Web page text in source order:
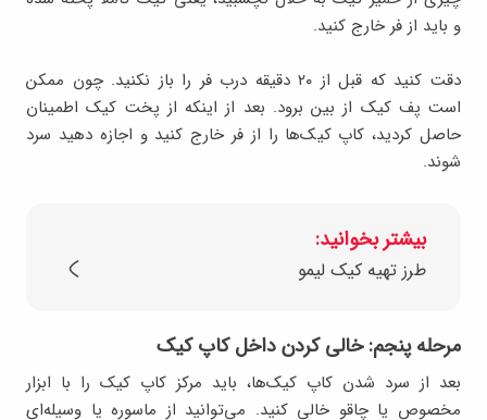
و باید از فر خارج کنید.
دقت کنید که قبل از ٢٠ دقیقه درب فر را باز نکنید. چون ممکن
است پف کیک از بین برود. بعد از اینکه از پخت کیک اطمینان
حاصل کردید، کاپ کیک‌ها را از فر خارج کنید و اجازه دهید سرد
شوند.
بیشتر بخوانید:
طرز تهیه کیک لیمو
مرحله پنجم: خالی کردن داخل کاپ کیک
بعد از سرد شدن کاپ کیک‌ها، باید مرکز کاپ کیک را با ابزار
مخصوص یا چاقو خالی کنید. می‌توانید از ماسوره یا وسیله‌ای